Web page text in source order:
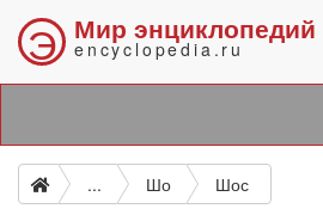
Э Мир энциклопедий
encyclopedia.ru
... Шо Шос